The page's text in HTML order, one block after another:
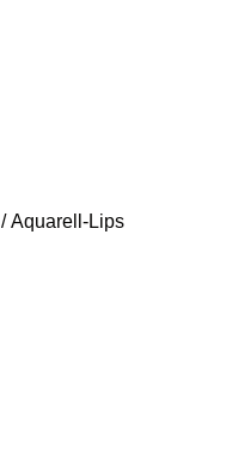
Aquarell-Lips